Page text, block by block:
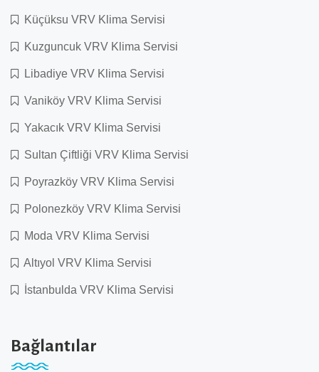
Küçüksu VRV Klima Servisi
Kuzguncuk VRV Klima Servisi
Libadiye VRV Klima Servisi
Vaniköy VRV Klima Servisi
Yakacık VRV Klima Servisi
Sultan Çiftliği VRV Klima Servisi
Poyrazköy VRV Klima Servisi
Polonezköy VRV Klima Servisi
Moda VRV Klima Servisi
Altıyol VRV Klima Servisi
İstanbulda VRV Klima Servisi
Bağlantılar